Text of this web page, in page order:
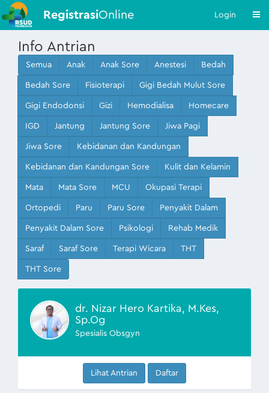
RegistrasiOnline Login
Info Antrian
Semua Anak Anak Sore Anestesi Bedah
Bedah Sore Fisioterapi Gigi Bedah Mulut Sore
Gigi Endodonsi Gizi Hemodialisa Homecare
IGD Jantung Jantung Sore Jiwa Pagi
Jiwa Sore Kebidanan dan Kandungan
Kebidanan dan Kandungan Sore Kulit dan Kelamin
Mata Mata Sore MCU Okupasi Terapi
Ortopedi Paru Paru Sore Penyakit Dalam
Penyakit Dalam Sore Psikologi Rehab Medik
Saraf Saraf Sore Terapi Wicara THT
THT Sore
dr. Nizar Hero Kartika, M.Kes,
Sp.Og
Spesialis Obsgyn
Lihat Antrian Daftar